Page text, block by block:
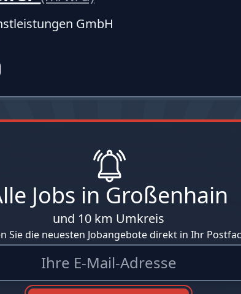
GmbH
Jobs in Großenhain
und 10 km Umkreis
Sie die neuesten Jobangebote direkt in Ihr